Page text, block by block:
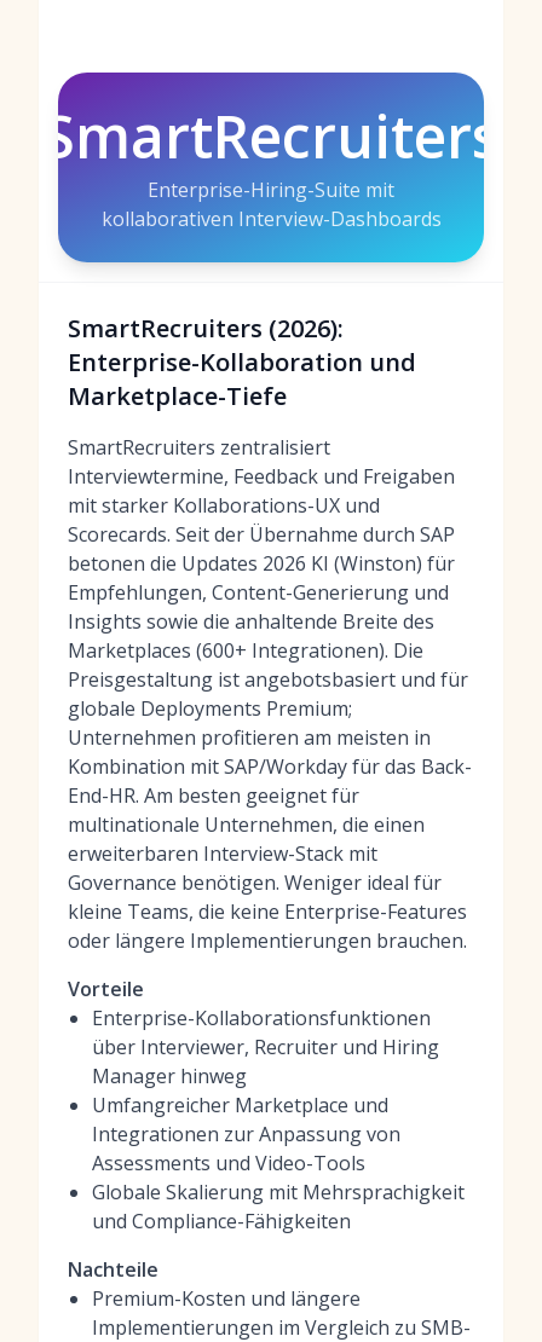
SmartRecruiters
Enterprise-Hiring-Suite mit
kollaborativen Interview-Dashboards
SmartRecruiters (2026):
Enterprise-Kollaboration und
Marketplace-Tiefe
SmartRecruiters zentralisiert
Interviewtermine, Feedback und Freigaben
mit starker Kollaborations-UX und
Scorecards. Seit der Übernahme durch SAP
betonen die Updates 2026 KI (Winston) für
Empfehlungen, Content-Generierung und
Insights sowie die anhaltende Breite des
Marketplaces (600+ Integrationen). Die
Preisgestaltung ist angebotsbasiert und für
globale Deployments Premium;
Unternehmen profitieren am meisten in
Kombination mit SAP/Workday für das Back-
End-HR. Am besten geeignet für
multinationale Unternehmen, die einen
erweiterbaren Interview-Stack mit
Governance benötigen. Weniger ideal für
kleine Teams, die keine Enterprise-Features
oder längere Implementierungen brauchen.
Vorteile
Enterprise-Kollaborationsfunktionen
über Interviewer, Recruiter und Hiring
Manager hinweg
Umfangreicher Marketplace und
Integrationen zur Anpassung von
Assessments und Video-Tools
Globale Skalierung mit Mehrsprachigkeit
und Compliance-Fähigkeiten
Nachteile
Premium-Kosten und längere
Implementierungen im Vergleich zu SMB-